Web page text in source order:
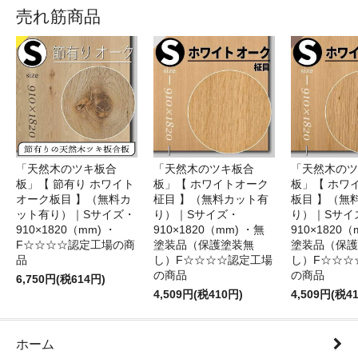
売れ筋商品
「天然木のツキ板合
板」【 節有り ホワイト
オーク板目 】（無料カ
ット有り）｜Sサイズ・
910×1820（mm) ・
F☆☆☆☆認定工場の商
品
6,750円(税614円)
「天然木のツキ板合
板」【 ホワイトオーク
柾目 】（無料カット有
り）｜Sサイズ・
910×1820（mm) ・無
塗装品（保護塗装無
し）F☆☆☆☆認定工場
の商品
4,509円(税410円)
「天然木の
板」【 ホワ
板目 】（無
り）｜Sサイ
910×1820（
塗装品（保
し）
の商品
4,509円(税
ホーム